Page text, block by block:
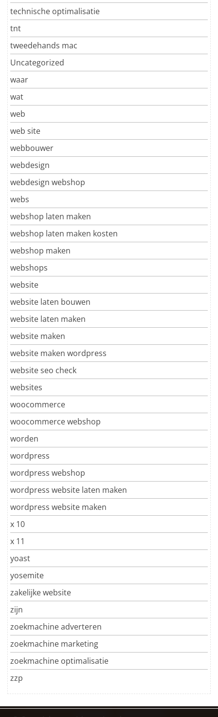
technische optimalisatie
tnt
tweedehands mac
Uncategorized
waar
wat
web
web site
webbouwer
webdesign
webdesign webshop
webs
webshop laten maken
webshop laten maken kosten
webshop maken
webshops
website
website laten bouwen
website laten maken
website maken
website maken wordpress
website seo check
websites
woocommerce
woocommerce webshop
worden
wordpress
wordpress webshop
wordpress website laten maken
wordpress website maken
x 10
x 11
yoast
yosemite
zakelijke website
zijn
zoekmachine adverteren
zoekmachine marketing
zoekmachine optimalisatie
zzp